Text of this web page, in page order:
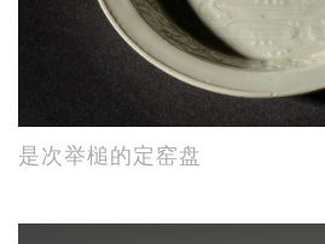
是次举槌的定窑盘